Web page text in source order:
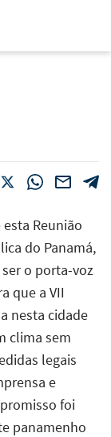
Reunião
do Panamá,
o porta-voz
que a VII
nesta cidade
clima sem
legais
e
foi
panamenho